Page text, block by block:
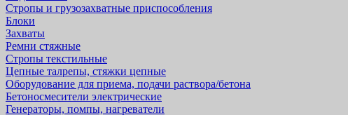
Стропы и грузозахватные приспособления
Блоки
Захваты
Ремни стяжные
Стропы текстильные
Цепные талрепы, стяжки цепные
Оборудование для приема, подачи раствора/бетона
Бетоносмесители электрические
Генераторы, помпы, нагреватели